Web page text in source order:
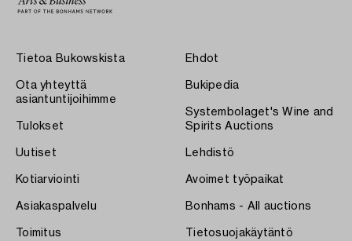
Tietoa Bukowskista
Ota yhteyttä
asiantuntijoihimme
Tulokset
Uutiset
Kotiarviointi
Asiakaspalvelu
Toimitus
Ehdot
Bukipedia
Systembolaget's Wine and
Spirits Auctions
Lehdistö
Avoimet työpaikat
Bonhams - All auctions
Tietosuojakäytäntö